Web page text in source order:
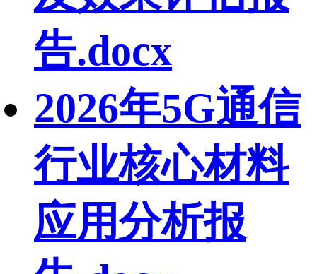
告.docx
2026年5G通信
行业核心材料
应用分析报